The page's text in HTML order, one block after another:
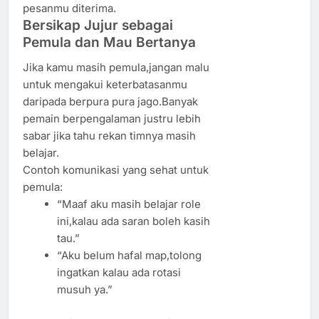
pesanmu diterima.
Bersikap Jujur sebagai
Pemula dan Mau Bertanya
Jika kamu masih pemula,jangan malu
untuk mengakui keterbatasanmu
daripada berpura pura jago.Banyak
pemain berpengalaman justru lebih
sabar jika tahu rekan timnya masih
belajar.
Contoh komunikasi yang sehat untuk
pemula:
“Maaf aku masih belajar role
ini,kalau ada saran boleh kasih
tau.”
“Aku belum hafal map,tolong
ingatkan kalau ada rotasi
musuh ya.”